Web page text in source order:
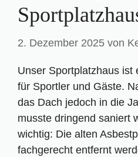
2. Dezember 2025 von
Unser Sportplatzhaus ist
für Sportler und Gäste.
das Dach jedoch in die
musste dringend saniert
wichtig: Die alten
fachgerecht entfernt